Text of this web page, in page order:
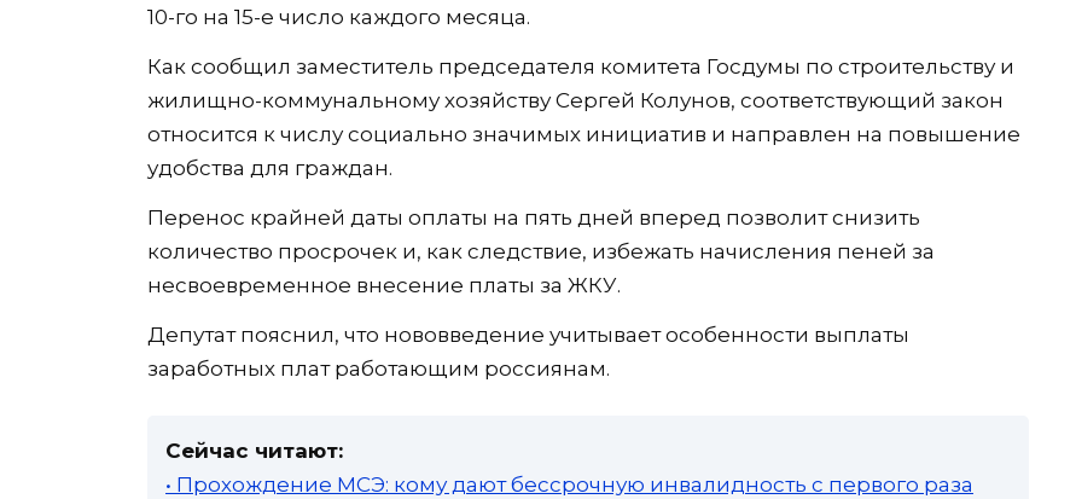
10-го на 15-е число каждого месяца.
Как сообщил заместитель председателя комитета Госдумы по строительству и
жилищно-коммунальному хозяйству Сергей Колунов, соответствующий закон
относится к числу социально значимых инициатив и направлен на повышение
удобства для граждан.
Перенос крайней даты оплаты на пять дней вперед позволит снизить
количество просрочек и, как следствие, избежать начисления пеней за
несвоевременное внесение платы за ЖКУ.
Депутат пояснил, что нововведение учитывает особенности выплаты
заработных плат работающим россиянам.
Сейчас читают:
• Прохождение МСЭ: кому дают бессрочную инвалидность с первого раза